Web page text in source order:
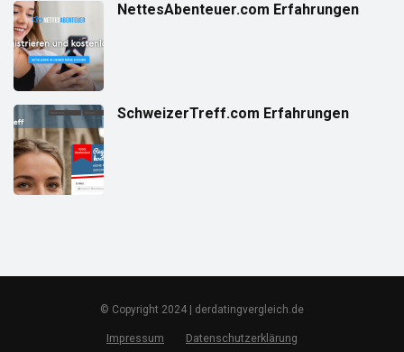
NettesAbenteuer.com Erfahrungen
SchweizerTreff.com Erfahrungen
© Copyright 2024 | derdatingvergleich.de
Impressum Datenschutzerklärung